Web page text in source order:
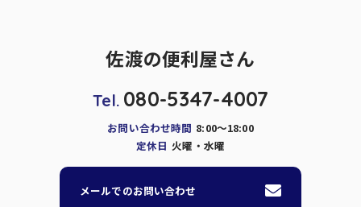
佐渡の便利屋さん
Tel. 080-5347-4007
お問い合わせ時間 8:00～18:00
定休日 火曜・水曜
メールでのお問い合わせ